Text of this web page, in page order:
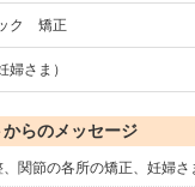
ク 矯正
婦さま）
らのメッセージ
関節の各所の矯正、妊婦